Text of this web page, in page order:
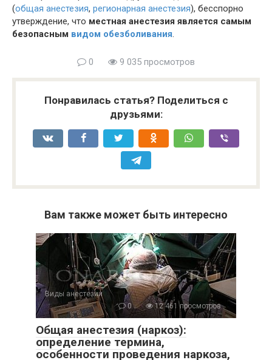
(общая анестезия, регионарная анестезия), бесспорно
утверждение, что местная анестезия является самым
безопасным видом обезболивания.
0 9 035 просмотров
Понравилась статья? Поделиться с
друзьями:
Вам также может быть интересно
Виды анестезии
0
12 461 просмотров
Общая анестезия (наркоз):
определение термина,
особенности проведения наркоза,